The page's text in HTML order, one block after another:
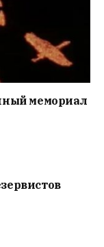
мемориал